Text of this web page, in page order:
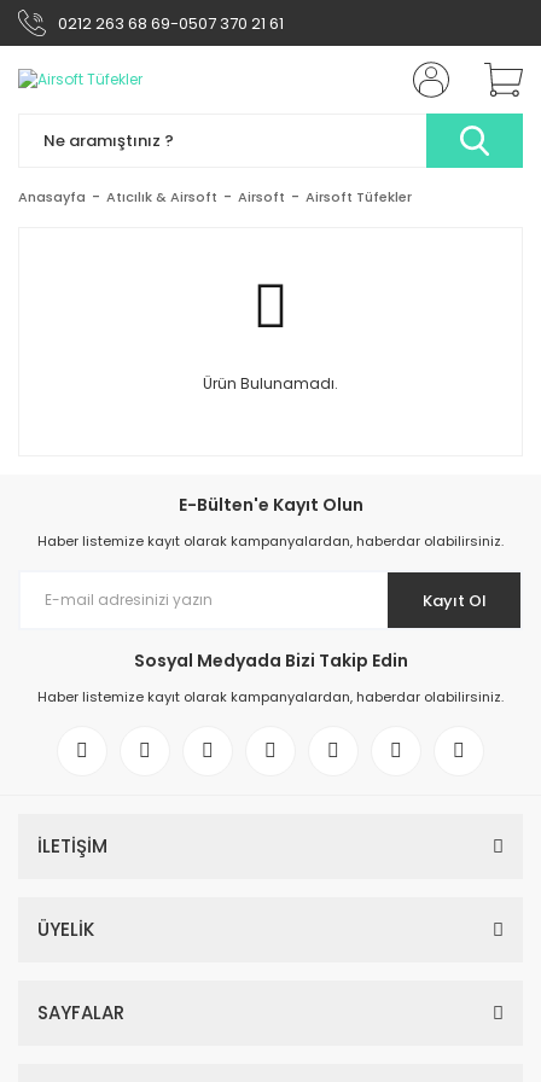
0212 263 68 69-0507 370 21 61
Anasayfa Atıcılık & Airsoft Airsoft Airsoft Tüfekler
Ürün Bulunamadı.
E-Bülten'e Kayıt Olun
Haber listemize kayıt olarak kampanyalardan, haberdar olabilirsiniz.
Kayıt Ol
Sosyal Medyada Bizi Takip Edin
Haber listemize kayıt olarak kampanyalardan, haberdar olabilirsiniz.
İLETİŞİM
ÜYELİK
SAYFALAR